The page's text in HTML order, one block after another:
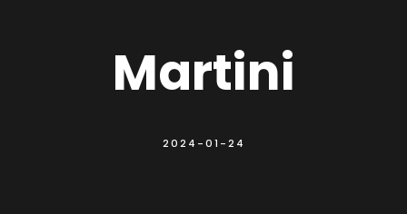
Martini
2024-01-24